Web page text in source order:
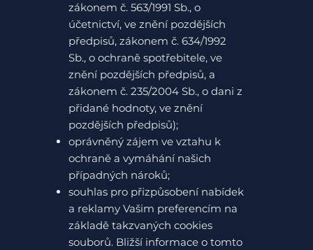
zákonem č. 563/1991 Sb., o
účetnictví, ve znění pozdějších
předpisů, zákonem č. 634/1992
Sb., o ochraně spotřebitele, ve
znění pozdějších předpisů, a
zákonem č. 235/2004 Sb., o dani z
přidané hodnoty, ve znění
pozdějších předpisů);
oprávněný zájem ve vztahu k
ochraně a vymáhání našich
případných nároků;
souhlas pro přizpůsobení nabídek
a reklamy Vašim preferencím na
základě takzvaných cookies
souborů. Bližší informace o tomto